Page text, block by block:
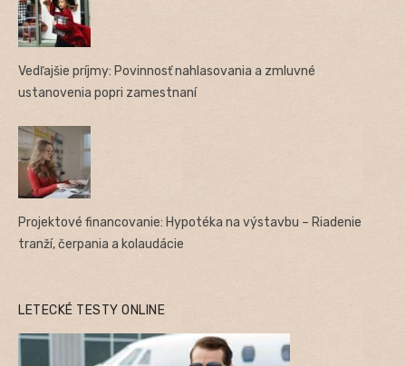
Vedľajšie príjmy: Povinnosť nahlasovania a zmluvné
ustanovenia popri zamestnaní
Projektové financovanie: Hypotéka na výstavbu – Riadenie
tranží, čerpania a kolaudácie
LETECKÉ TESTY ONLINE